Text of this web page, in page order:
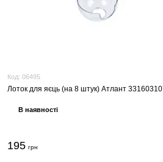
Код: 06495
Лоток для яєць (на 8 штук) Атлант
В наявності
195 грн